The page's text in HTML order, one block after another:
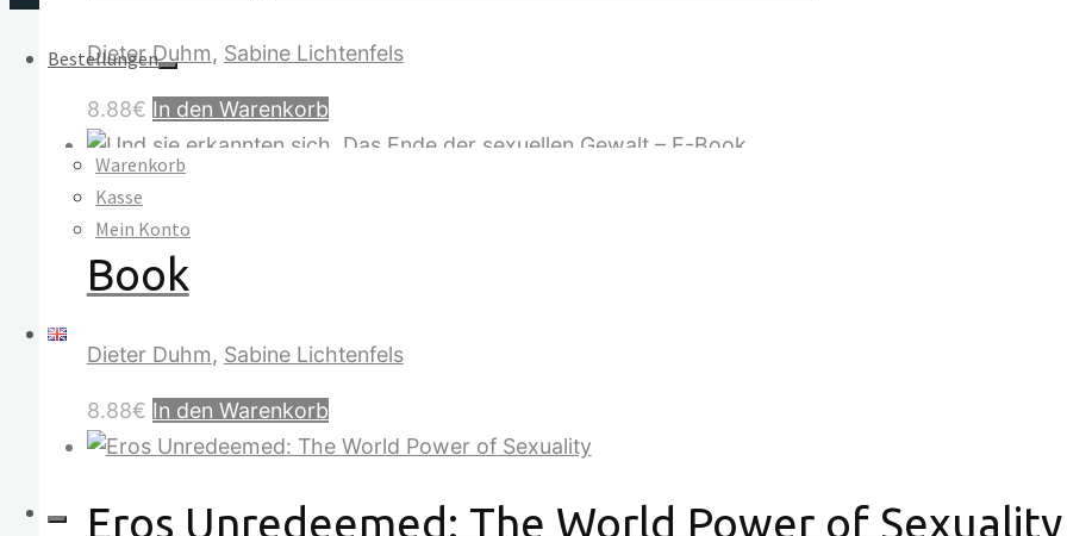
Bestellungen
Warenkorb
Kasse
Mein Konto
Dieter Duhm, Sabine Lichtenfels
8.88€ In den Warenkorb
Und sie erkannten sich. Das Ende der sexuellen
Book
Dieter Duhm, Sabine Lichtenfels
8.88€ In den Warenkorb
Eros Unredeemed: The World Power of Sexuality